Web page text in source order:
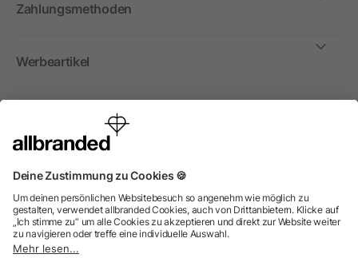
Zahlungsmethoden
Werbeartikel
International